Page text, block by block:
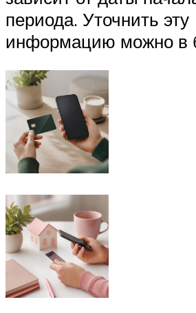
периода. Уточнить эту
информацию можно в